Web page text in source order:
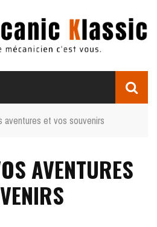
aventures et vos souvenirs
AVENTURES